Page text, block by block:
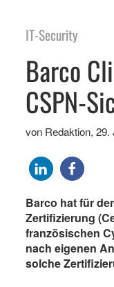
IT-Security
Barco
CSPN-
von Redaktion, 29.
Barco hat für
Zertifizierung
französischen
nach eigenen
solche